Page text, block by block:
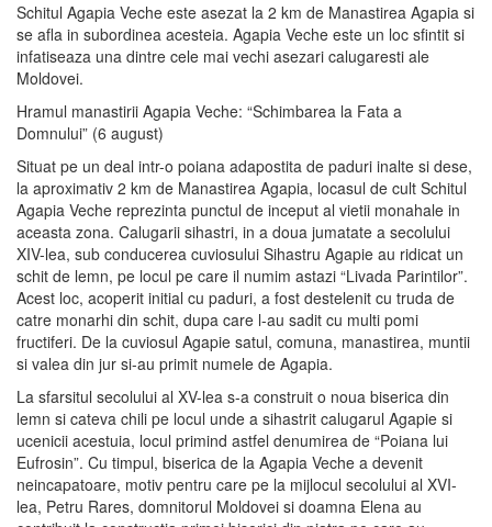
Schitul Agapia Veche este asezat la 2 km de Manastirea Agapia si
se afla in subordinea acesteia. Agapia Veche este un loc sfintit si
infatiseaza una dintre cele mai vechi asezari calugaresti ale
Moldovei.
Hramul manastirii Agapia Veche: “Schimbarea la Fata a
Domnului” (6 august)
Situat pe un deal intr-o poiana adapostita de paduri inalte si dese,
la aproximativ 2 km de Manastirea Agapia, locasul de cult Schitul
Agapia Veche reprezinta punctul de inceput al vietii monahale in
aceasta zona. Calugarii sihastri, in a doua jumatate a secolului
XIV-lea, sub conducerea cuviosului Sihastru Agapie au ridicat un
schit de lemn, pe locul pe care il numim astazi “Livada Parintilor”.
Acest loc, acoperit initial cu paduri, a fost destelenit cu truda de
catre monarhi din schit, dupa care l-au sadit cu multi pomi
fructiferi. De la cuviosul Agapie satul, comuna, manastirea, muntii
si valea din jur si-au primit numele de Agapia.
La sfarsitul secolului al XV-lea s-a construit o noua biserica din
lemn si cateva chili pe locul unde a sihastrit calugarul Agapie si
ucenicii acestuia, locul primind astfel denumirea de “Poiana lui
Eufrosin”. Cu timpul, biserica de la Agapia Veche a devenit
neincapatoare, motiv pentru care pe la mijlocul secolului al XVI-
lea, Petru Rares, domnitorul Moldovei si doamna Elena au